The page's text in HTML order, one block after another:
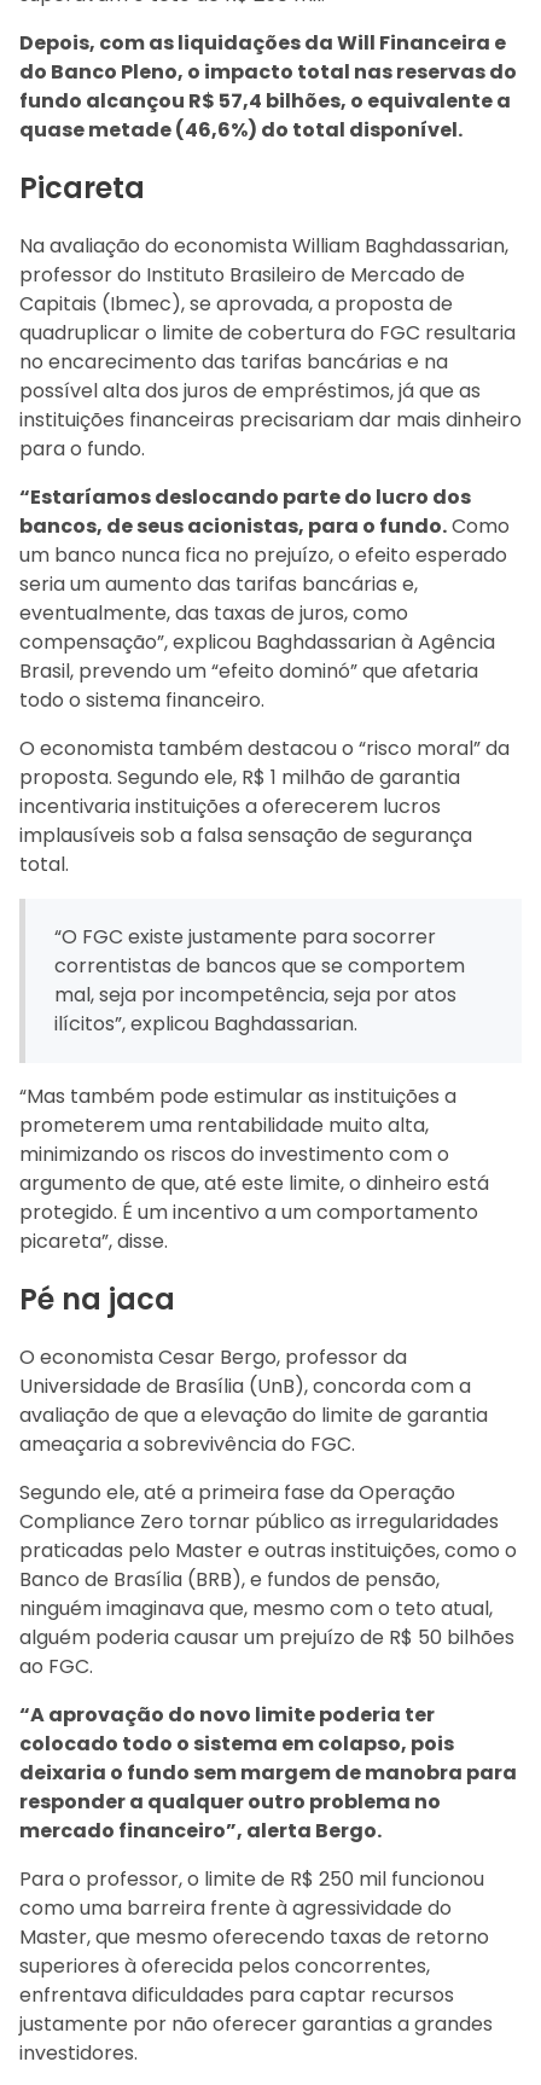
Depois, com as liquidações da Will Financeira e
do Banco Pleno, o impacto total nas reservas do
fundo alcançou R$ 57,4 bilhões, o equivalente a
quase metade (46,6%) do total disponível.
Picareta
Na avaliação do economista William Baghdassarian,
professor do Instituto Brasileiro de Mercado de
Capitais (Ibmec), se aprovada, a proposta de
quadruplicar o limite de cobertura do FGC resultaria
no encarecimento das tarifas bancárias e na
possível alta dos juros de empréstimos, já que as
instituições financeiras precisariam dar mais dinheiro
para o fundo.
“Estaríamos deslocando parte do lucro dos
bancos, de seus acionistas, para o fundo.Como
um banco nunca fica no prejuízo, o efeito esperado
seria um aumento das tarifas bancárias e,
eventualmente, das taxas de juros, como
compensação”, explicou Baghdassarian à Agência
Brasil, prevendo um “efeito dominó” que afetaria
todo o sistema financeiro.
O economista também destacou o “risco moral” da
proposta. Segundo ele, R$ 1 milhão de garantia
incentivaria instituições a oferecerem lucros
implausíveis sob a falsa sensação de segurança
total.
“O FGC existe justamente para socorrer
correntistas de bancos que se comportem
mal, seja por incompetência, seja por atos
ilícitos”, explicou Baghdassarian.
“Mas também pode estimular as instituições a
prometerem uma rentabilidade muito alta,
minimizando os riscos do investimento com o
argumento de que, até este limite, o dinheiro está
protegido. É um incentivo a um comportamento
picareta”, disse.
Pé na jaca
O economista Cesar Bergo, professor da
Universidade de Brasília (UnB), concorda com a
avaliação de que a elevação do limite de garantia
ameaçaria a sobrevivência do FGC.
Segundo ele, até a primeira fase da Operação
Compliance Zero tornar público as irregularidades
praticadas pelo Master e outras instituições, como o
Banco de Brasília (BRB), e fundos de pensão,
ninguém imaginava que, mesmo com o teto atual,
alguém poderia causar um prejuízo de R$ 50 bilhões
ao FGC.
“A aprovação do novo limite poderia ter
colocado todo o sistema em colapso, pois
deixaria o fundo sem margem de manobra para
responder a qualquer outro problema no
mercado financeiro”, alerta Bergo.
Para o professor, o limite de R$ 250 mil funcionou
como uma barreira frente à agressividade do
Master, que mesmo oferecendo taxas de retorno
superiores à oferecida pelos concorrentes,
enfrentava dificuldades para captar recursos
justamente por não oferecer garantias a grandes
investidores.